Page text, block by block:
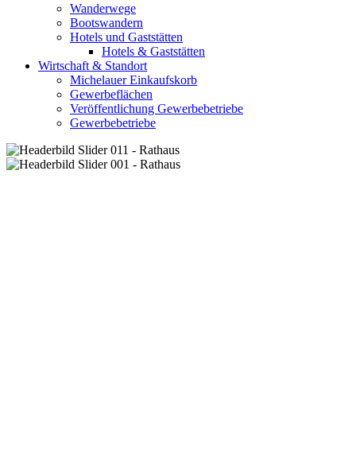
Wanderwege
Bootswandern
Hotels und Gaststätten
Hotels & Gaststätten
Wirtschaft & Standort
Michelauer Einkaufskorb
Gewerbeflächen
Veröffentlichung Gewerbebetriebe
Gewerbebetriebe